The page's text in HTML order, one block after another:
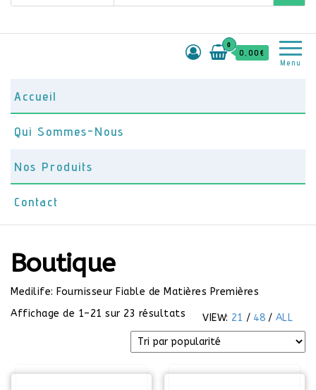
Menu
0
0,00€
Accueil
Qui Sommes-Nous
Nos Produits
Contact
Boutique
Medilife: Fournisseur Fiable de Matières Premières
VIEW: 21 / 48 / ALL
Affichage de 1–21 sur 23 résultats Trié par popularité